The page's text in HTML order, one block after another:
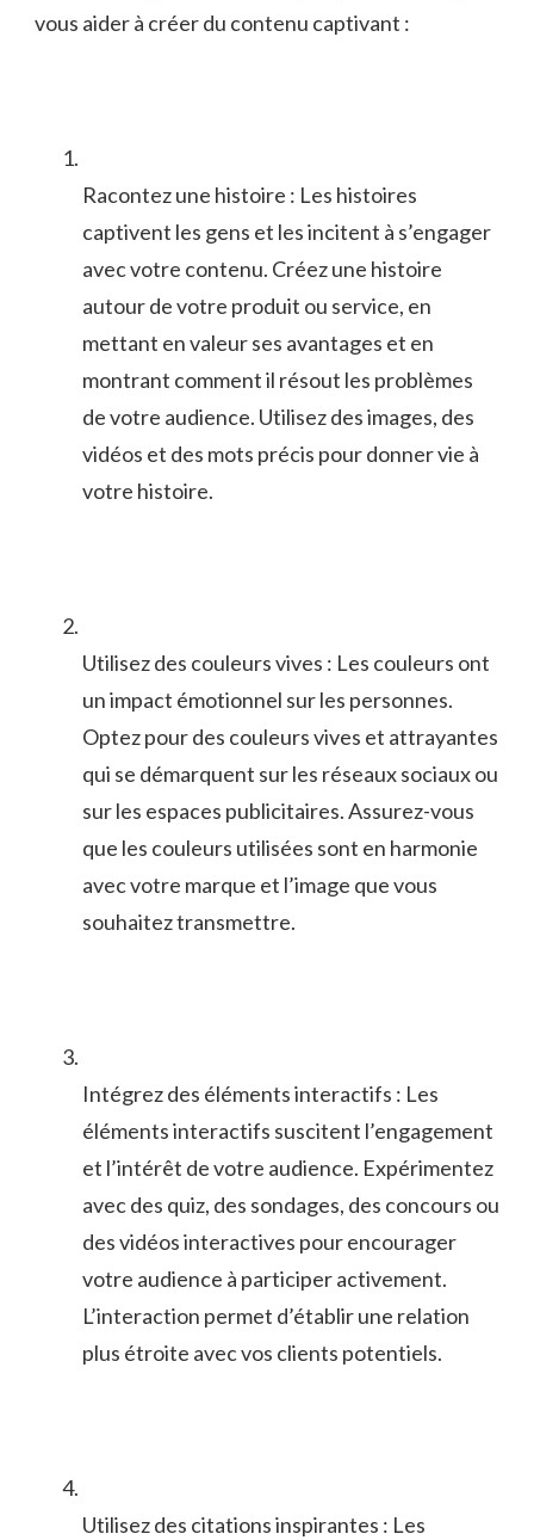
vous⁤ aider à​ créer du contenu captivant :
Racontez une histoire : ⁣Les histoires
captivent les gens‌ et les incitent⁤ à s’engager
avec votre contenu. Créez une histoire
autour de ⁤votre produit ou service, en
mettant en valeur ‍ses ‌avantages⁣ et en
montrant comment il résout les problèmes
⁤de votre audience. Utilisez des images, des
vidéos et des ⁢mots précis pour donner vie ‌à
votre histoire.
Utilisez des couleurs vives : Les couleurs ont
un impact émotionnel sur les personnes.
Optez pour⁣ des⁣ couleurs ‌vives ⁤et attrayantes
qui se démarquent sur les ‌réseaux ⁣sociaux ou
sur les espaces ⁤publicitaires. Assurez-vous
que les couleurs utilisées sont en harmonie
avec votre​ marque et l’image que vous
souhaitez transmettre.
Intégrez‍ des ⁢éléments interactifs : Les
éléments interactifs suscitent l’engagement
et l’intérêt de votre audience.⁤ Expérimentez‍
avec des ⁣quiz, ⁤des⁣ sondages, des concours ou
des vidéos ⁢interactives pour encourager
votre audience à participer activement.
L’interaction permet d’établir une relation
plus étroite avec vos clients potentiels.
Utilisez ‍des citations inspirantes​ : Les